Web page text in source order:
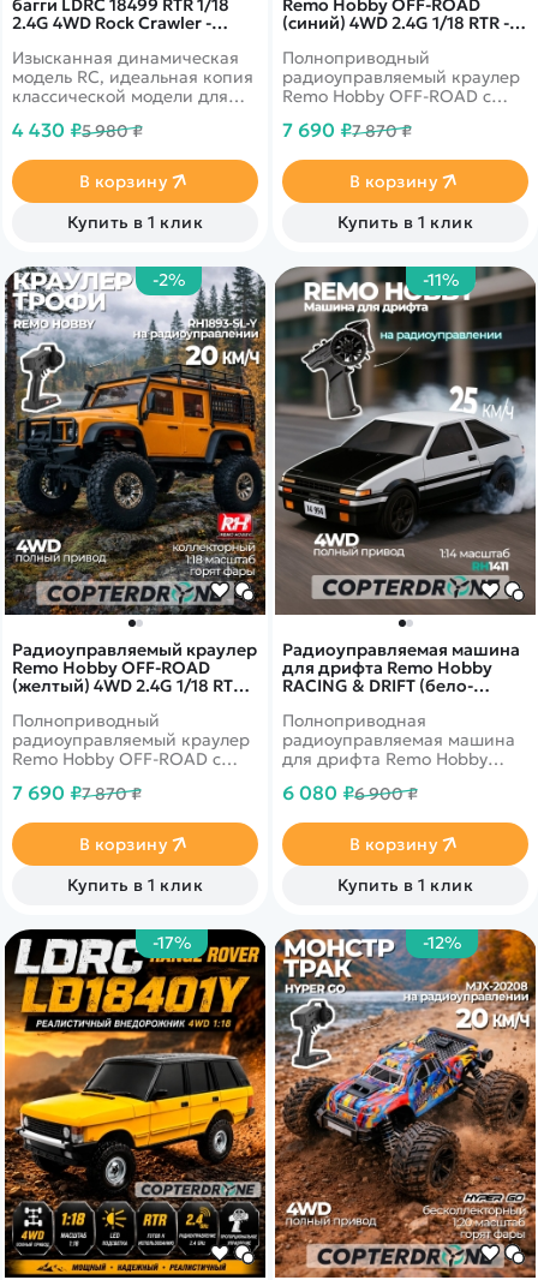
багги LDRC 18499 RTR 1/18
2.4G 4WD Rock Crawler -
Изысканная динамическая
модель RC, идеальная копия
классической модели для
4 430 ₽5 980 ₽
В корзину
Купить в 1 клик
Remo Hobby OFF-ROAD
(синий) 4WD 2.4G 1/18 RTR -
Полноприводный
радиоуправляемый краулер
Remo Hobby OFF-ROAD c
масштабе 1/18.
7 690 ₽7 870 ₽
В корзину
Купить в 1 клик
-2%
Радиоуправляемый краулер
Remo Hobby OFF-ROAD
(желтый) 4WD 2.4G 1/18 RTR -
Полноприводный
радиоуправляемый краулер
Remo Hobby OFF-ROAD c
масштабе 1/18.
7 690 ₽7 870 ₽
В корзину
Купить в 1 клик
-11%
Радиоуправляемая машина
для дрифта Remo Hobby
RACING & DRIFT (бело-
RH1411-TWB
Полноприводная
радиоуправляемая машина
для дрифта Remo Hobby
коллекторым мотором в
6 080 ₽6 900 ₽
В корзину
Купить в 1 клик
-17% -12%